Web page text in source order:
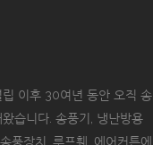
이후 30여년 동안 오직 송
습니다. 송풍기, 냉난방용
풍장치, 루프휀, 에어커튼에